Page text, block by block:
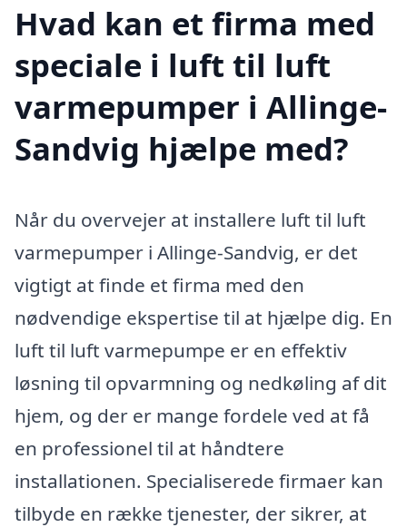
Hvad kan et firma med
speciale i luft til luft
varmepumper i Allinge-
Sandvig hjælpe med?
Når du overvejer at installere luft til luft
varmepumper i Allinge-Sandvig, er det
vigtigt at finde et firma med den
nødvendige ekspertise til at hjælpe dig. En
luft til luft varmepumpe er en effektiv
løsning til opvarmning og nedkøling af dit
hjem, og der er mange fordele ved at få
en professionel til at håndtere
installationen. Specialiserede firmaer kan
tilbyde en række tjenester, der sikrer, at